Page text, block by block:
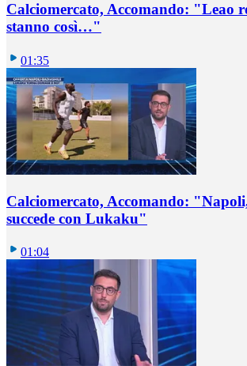
Calciomercato, Accomando: "Leao
stanno così…"
01:35
Calciomercato, Accomando: "Napoli,
succede con Lukaku"
01:04